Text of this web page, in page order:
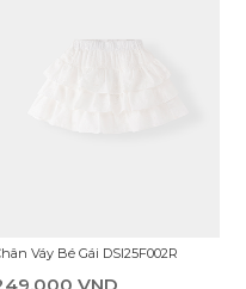
Váy Bé Gái DSI25F002R
VND